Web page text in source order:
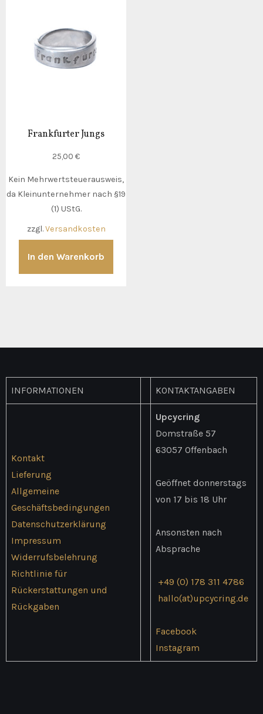
Frankfurter Jungs
25,00€
Kein Mehrwertsteuerausweis,
da Kleinunternehmer nach §19
(1) UStG.
zzgl.Versandkosten
In den Warenkorb
INFORMATIONEN KONTAKTANGABEN
Kontakt
Lieferung
Allgemeine
Geschäftsbedingungen
Datenschutzerklärung
Impressum
Widerrufsbelehrung
Richtlinie für
Rückerstattungen und
Rückgaben
Upcycring
Domstraße 57
63057 Offenbach
Geöffnet donnerstags
von 17 bis 18 Uhr
Ansonsten nach
Absprache
+49 (0) 178 311 4786
hallo(at)upcycring.de
Facebook
Instagram